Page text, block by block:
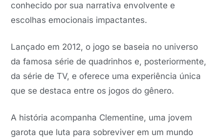
conhecido por sua narrativa envolvente e
escolhas emocionais impactantes.
Lançado em 2012, o jogo se baseia no universo
da famosa série de quadrinhos e, posteriormente,
da série de TV, e oferece uma experiência única
que se destaca entre os jogos do gênero.
A história acompanha Clementine, uma jovem
garota que luta para sobreviver em um mundo